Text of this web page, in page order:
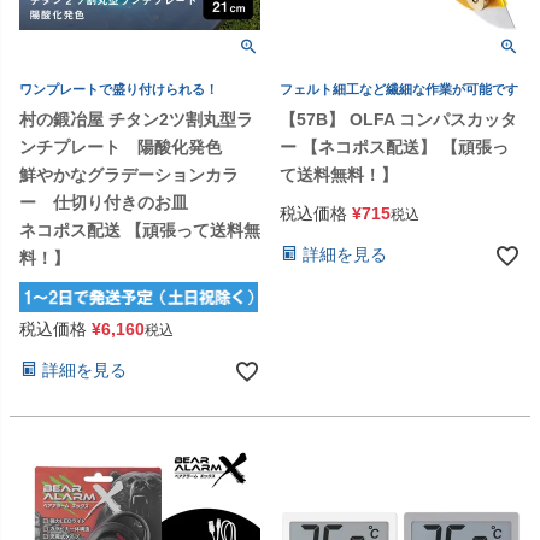
ワンプレートで盛り付けられる！
村の鍛冶屋 チタン2ツ割丸型ラ
ンチプレート 陽酸化発色
鮮やかなグラデーションカラ
ー 仕切り付きのお皿
ネコポス配送 【頑張って送料無
料！】
税込価格 ¥6,160税込
詳細を見る
フェルト細工など繊細な作業が可能です
【57B】 OLFA コンパスカッタ
ー 【ネコポス配送】 【頑張っ
て送料無料！】
税込価格 ¥715税込
詳細を見る